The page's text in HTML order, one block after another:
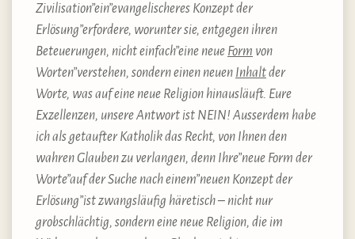
Zivilisation”ein”evangelischeres Konzept der
Erlösung”erfordere, worunter sie, entgegen ihren
Beteuerungen, nicht einfach”eine neue Form von
Worten”verstehen, sondern einen neuen Inhaltder
Worte, was auf eine neue Religion hinausläuft. Eure
Exzellenzen, unsere Antwort ist NEIN! Ausserdem habe
ich als getaufter Katholik das Recht, von Ihnen den
wahren Glauben zu verlangen, denn Ihre”neue Form der
Worte”auf der Suche nach einem”neuen Konzept der
Erlösung”ist zwangsläufig häretisch – nicht nur
grobschlächtig, sondern eine neue Religion, die im